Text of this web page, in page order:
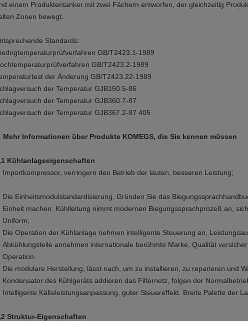
einem Produktentanker mit zwei Fächern entworfen, der gleichzeitig
Zonen bewegt.
Standards:
GB/T2423.1-1989
GB/T2423.2-1989
der Änderung GB/T2423.22-1989
der Temperatur GJB150.5-86
der Temperatur GJB360.7-87
der Temperatur GJB367.2-87 405
Mehr Informationen über Produkte KOMEGS, die Sie kennen müssen
Kühlanlageeigenschaften
Importkompressor, verringern den Betrieb der lauten, besseren Leistung;
Die Einheitsmodulstandardisierung. Gründen Sie das
Einheit machen. Kühlleitung nimmt modernen Biegungssprachprozeß an,
Uniform;
Die Operation der Kühlanlage nehmen intelligente Steuerung an,
Abkühlungsteile annehmen internationale berühmte Marke, Qualität
Operation.
Die modulare Herstellung, lässt nach, um zu installieren, zu reparieren und
Kondensator des Kühlgeräts addieren das Filternetz, folgen der
Intelligente Kälteleistungsanpassung, guter Steuereffekt. Breite Palette der
Struktur-Eigenschaften